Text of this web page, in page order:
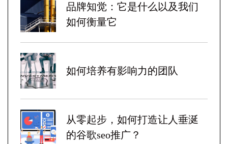
品牌知觉：它是什么以及我们
如何衡量它
如何培养有影响力的团队
从零起步，如何打造让人垂涎
的谷歌seo推广？